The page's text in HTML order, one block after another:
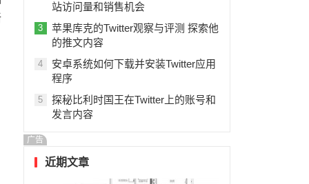
站访问量和销售机会
3
苹果库克的Twitter观察与评测 探索他
的推文内容
4
安卓系统如何下载并安装Twitter应用
程序
5
探秘比利时国王在Twitter上的账号和
发言内容
广告
近期文章